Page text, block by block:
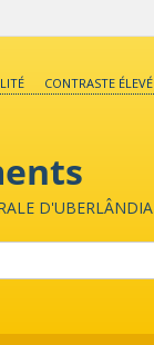
CONTRASTE ÉLEVÉ
D'UBERLÂNDIA